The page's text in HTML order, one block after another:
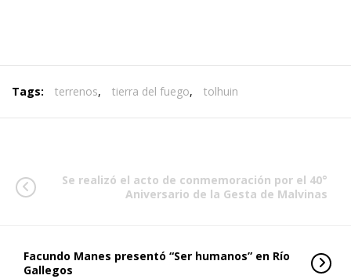
Tags: terrenos, tierra del fuego, tolhuin
Se realizó el acto de conmemoración por el 40°
Aniversario de la Gesta de Malvinas
Facundo Manes presentó “Ser humanos” en Río
Gallegos